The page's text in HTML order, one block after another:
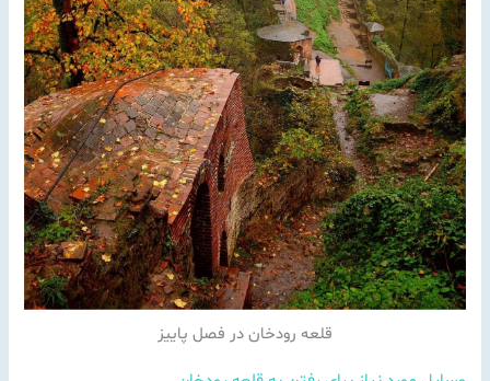
قلعه رودخان در فصل پاییز